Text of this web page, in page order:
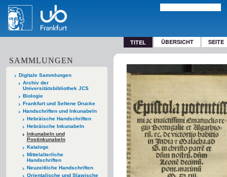
TITEL ÜBERSICHT SEITE
SAMMLUNGEN
Digitale Sammlungen
Archiv der
Universitätsbibliothek JCS
Biologie
Frankfurt und Seltene Drucke
Handschriften und Inkunabeln
Hebräische Handschriften
Hebräische Inkunabeln
Inkunabeln und
Postinkunabeln
Kataloge
Mittelalterliche
Handschriften
Neuzeitliche Handschriften
Orientalische und Slawische